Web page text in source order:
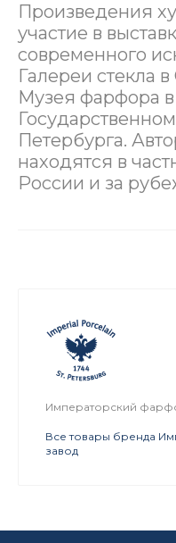
Произведения
участие в
современного
Галереи стекла
Музея фарфора в
Петербурга.
находятся в
России и за
Императорский
Все товары бренда
завод